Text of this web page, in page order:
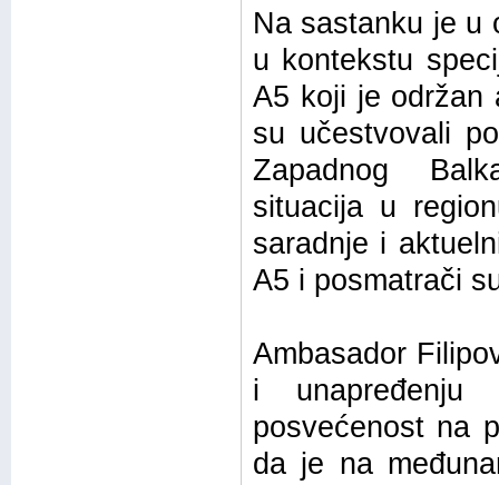
Na sastanku je u
u kontekstu
A5 koji je održan
su učestvovali
Zapadnog
situacija u
saradnje i
A5 i posmatrači
Ambasador
i unapređenju
posvećenost na
da je na